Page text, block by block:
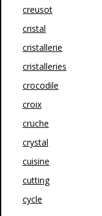
creusot
cristal
cristallerie
cristalleries
crocodile
croix
cruche
crystal
cuisine
cutting
cycle